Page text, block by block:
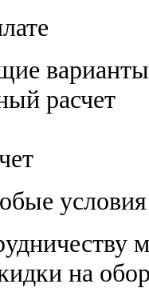
расчет
условия
на